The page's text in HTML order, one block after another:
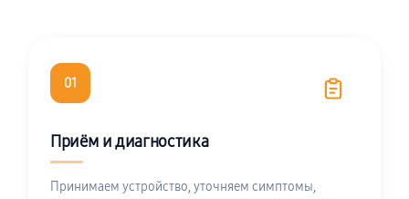
01
Приём и диагностика
Принимаем устройство, уточняем симптомы,